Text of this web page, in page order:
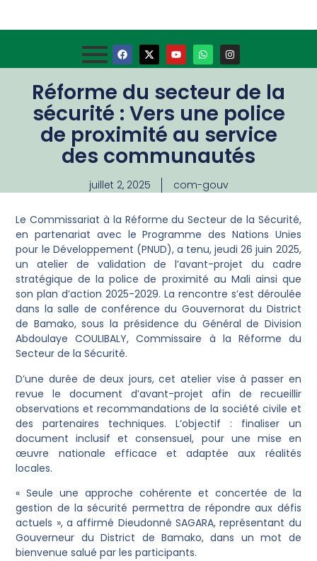
Réforme du secteur de la
sécurité : Vers une police
de proximité au service
des communautés
juillet 2, 2025 com-gouv
Le Commissariat à la Réforme du Secteur de la Sécurité,
en partenariat avec le Programme des Nations Unies
pour le Développement (PNUD), a tenu, jeudi 26 juin 2025,
un atelier de validation de l’avant-projet du cadre
stratégique de la police de proximité au Mali ainsi que
son plan d’action 2025-2029. La rencontre s’est déroulée
dans la salle de conférence du Gouvernorat du District
de Bamako, sous la présidence du Général de Division
Abdoulaye COULIBALY, Commissaire à la Réforme du
Secteur de la Sécurité.
D’une durée de deux jours, cet atelier vise à passer en
revue le document d’avant-projet afin de recueillir
observations et recommandations de la société civile et
des partenaires techniques. L’objectif : finaliser un
document inclusif et consensuel, pour une mise en
œuvre nationale efficace et adaptée aux réalités
locales.
« Seule une approche cohérente et concertée de la
gestion de la sécurité permettra de répondre aux défis
actuels », a affirmé Dieudonné SAGARA, représentant du
Gouverneur du District de Bamako, dans un mot de
bienvenue salué par les participants.